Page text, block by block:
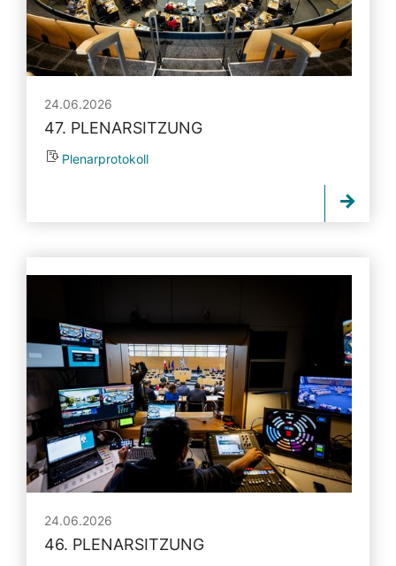
24.06.2026
47. PLENARSITZUNG
Plenarprotokoll
24.06.2026
46. PLENARSITZUNG